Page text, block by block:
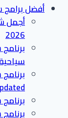
أفضل برامج
أجمل
2026
برنامج سياحي